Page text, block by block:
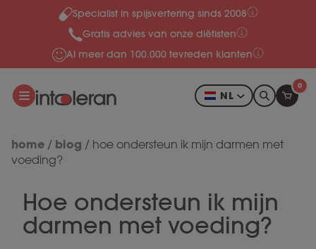
Meteen naar de content
Specialist in spijsvertering sinds 2008
Gratis advies van onze diëtisten
Al meer dan 100.000 tevreden klanten
NL
0
home / blog / hoe ondersteun ik mijn darmen met
voeding?
Hoe ondersteun ik mijn
darmen met voeding?